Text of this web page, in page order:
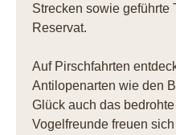
Strecken sowie geführte
Reservat.
Auf Pirschfahrten
Antilopenarten wie den
Glück auch das
Vogelfreunde freuen